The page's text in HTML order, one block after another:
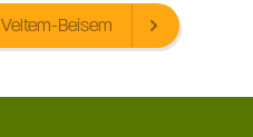
Veltem-Beisem